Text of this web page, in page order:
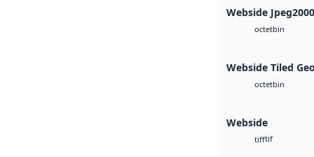
Webside Jpeg2000
octetbin
Webside Tiled
octetbin
Webside
tifftif